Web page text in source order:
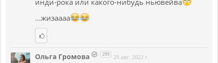
...жизаааа
Ольга Громова 299 25 авг. 2022 г.